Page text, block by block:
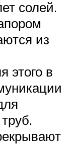
солей.
из
этого в